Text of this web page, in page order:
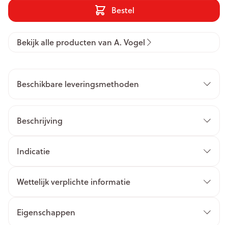
Bestel
Bekijk alle producten van A. Vogel
Beschikbare leveringsmethoden
Beschrijving
Indicatie
Wettelijk verplichte informatie
Eigenschappen